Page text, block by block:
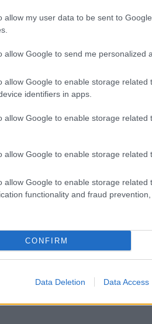
allow my user data to be sent to
allow Google to send me personalized
allow Google to enable storage related
identifiers in apps.
allow Google to enable storage related
allow Google to enable storage related
allow Google to enable storage related
functionality and fraud
CONFIRM
Data Deletion Data Access
pomorskom i
završen, ali da su
snimača glasa
se obrađuju. Petrin je
oštećenja na avionu
stajnog trapa i manjim
će obavljeni u idućim
institucije kako bi se